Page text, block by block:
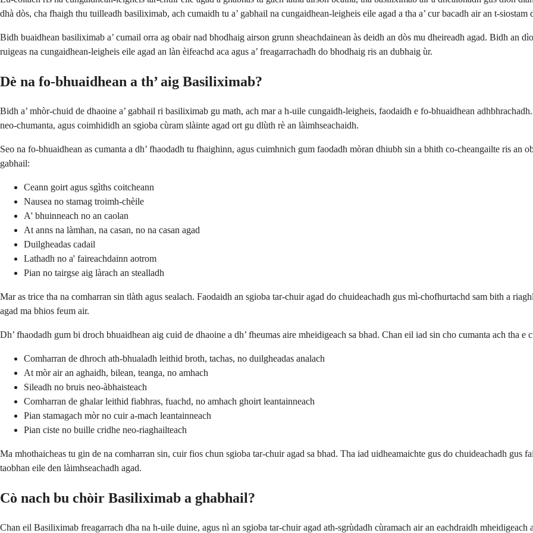
dhà dòs, cha fhaigh thu tuilleadh basiliximab, ach cumaidh tu a’ gabhail na cungaidhean-leigheis eile agad a tha a’ cur bacadh air an t-
Bidh buaidhean basiliximab a’ cumail orra ag obair nad bhodhaig airson grunn sheachdainean às deidh an dòs mu dheireadh agad. Bidh an
ruigeas na cungaidhean-leigheis eile agad an làn èifeachd aca agus a’ freagarrachadh do bhodhaig ris an dubhaig ùr.
Dè na fo-bhuaidhean a th’ aig Basiliximab?
Bidh a’ mhòr-chuid de dhaoine a’ gabhail ri basiliximab gu math, ach mar a h-uile cungaidh-leigheis, faodaidh e fo-bhuaidhean
neo-chumanta, agus coimhididh an sgioba cùram slàinte agad ort gu dlùth rè an làimhseachaidh.
Seo na fo-bhuaidhean as cumanta a dh’ fhaodadh tu fhaighinn, agus cuimhnich gum faodadh mòran dhiubh sin a bhith co-cheangailte ris an
gabhail:
Ceann goirt agus sgìths coitcheann
Nausea no stamag troimh-chèile
A' bhuinneach no an caolan
At anns na làmhan, na casan, no na casan agad
Duilgheadas cadail
Lathadh no a' faireachdainn aotrom
Pian no tairgse aig làrach an stealladh
Mar as trice tha na comharran sin tlàth agus sealach. Faodaidh an sgioba tar-chuir agad do chuideachadh gus mì-chofhurtachd sam bith a
agad ma bhios feum air.
Dh’ fhaodadh gum bi droch bhuaidhean aig cuid de dhaoine a dh’ fheumas aire mheidigeach sa bhad. Chan eil iad sin cho cumanta ach tha e
Comharran de dhroch ath-bhualadh leithid broth, tachas, no duilgheadas analach
At mòr air an aghaidh, bilean, teanga, no amhach
Sileadh no bruis neo-àbhaisteach
Comharran de ghalar leithid fiabhras, fuachd, no amhach ghoirt leantainneach
Pian stamagach mòr no cuir a-mach leantainneach
Pian ciste no buille cridhe neo-riaghailteach
Ma mhothaicheas tu gin de na comharran sin, cuir fios chun sgioba tar-chuir agad sa bhad. Tha iad uidheamaichte gus do chuideachadh gus
taobhan eile den làimhseachadh agad.
Cò nach bu chòir Basiliximab a ghabhail?
Chan eil Basiliximab freagarrach dha na h-uile duine, agus nì an sgioba tar-chuir agad ath-sgrùdadh cùramach air an eachdraidh